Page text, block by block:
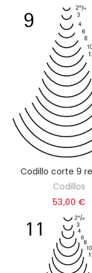
ELEGIR
Codillo corte 9
Codillos
53,00 €